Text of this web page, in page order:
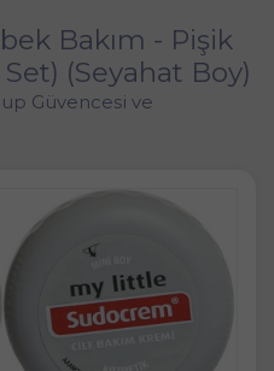
Bakım - Pişik
(Seyahat Boy)
Güvencesi ve